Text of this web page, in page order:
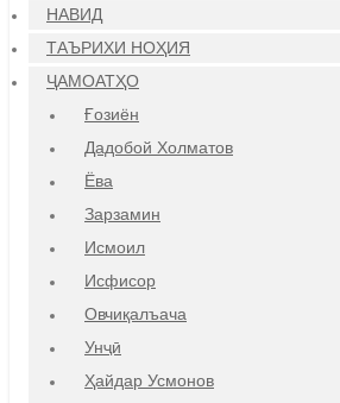
НАВИД
ТАЪРИХИ НОҲИЯ
ҶАМОАТҲО
Ғозиён
Дадобой Холматов
Ёва
Зарзамин
Исмоил
Исфисор
Овчиқалъача
Унҷӣ
Ҳайдар Усмонов